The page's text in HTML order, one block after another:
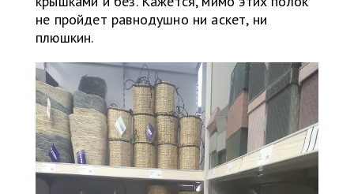
не пройдет равнодушно ни аскет, ни
плюшкин.